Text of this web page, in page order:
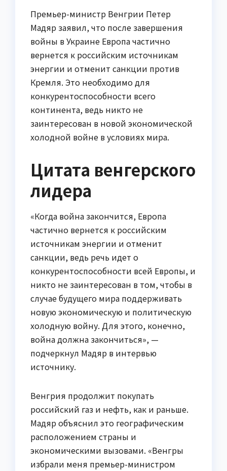
Премьер-министр Венгрии Петер
Мадяр заявил, что после завершения
войны в Украине Европа частично
вернется к российским источникам
энергии и отменит санкции против
Кремля. Это необходимо для
конкурентоспособности всего
континента, ведь никто не
заинтересован в новой экономической
холодной войне в условиях мира.
Цитата венгерского
лидера
«Когда война закончится, Европа
частично вернется к российским
источникам энергии и отменит
санкции, ведь речь идет о
конкурентоспособности всей Европы, и
никто не заинтересован в том, чтобы в
случае будущего мира поддерживать
новую экономическую и политическую
холодную войну. Для этого, конечно,
война должна закончиться», —
подчеркнул Мадяр в интервью
источнику.
Венгрия продолжит покупать
российский газ и нефть, как и раньше.
Мадяр объяснил это географическим
расположением страны и
экономическими вызовами. «Венгры
избрали меня премьер-министром